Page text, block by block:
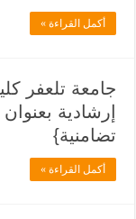
أكمل القراءة »
جامعة تلعفر
إرشادية
تضامنية}
أكمل القراءة »